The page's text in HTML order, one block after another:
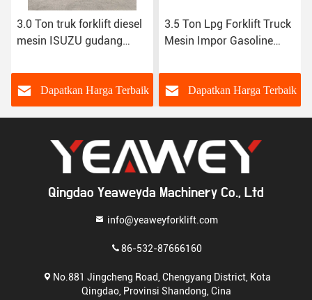
3.0 Ton truk forklift diesel
mesin ISUZU gudang
logistik forklift
Dapatkan Harga Terbaik
3.5 Ton Lpg Forklift Truck
Mesin Impor Gasoline
Nissan Mesin Gudang
Penggunaan
Dapatkan Harga Terbaik
Qingdao Yeaweyda Machinery Co., Ltd
info@yeaweyforklift.com
86-532-87666160
No.881 Jingcheng Road, Chengyang District, Kota
Qingdao, Provinsi Shandong, Cina